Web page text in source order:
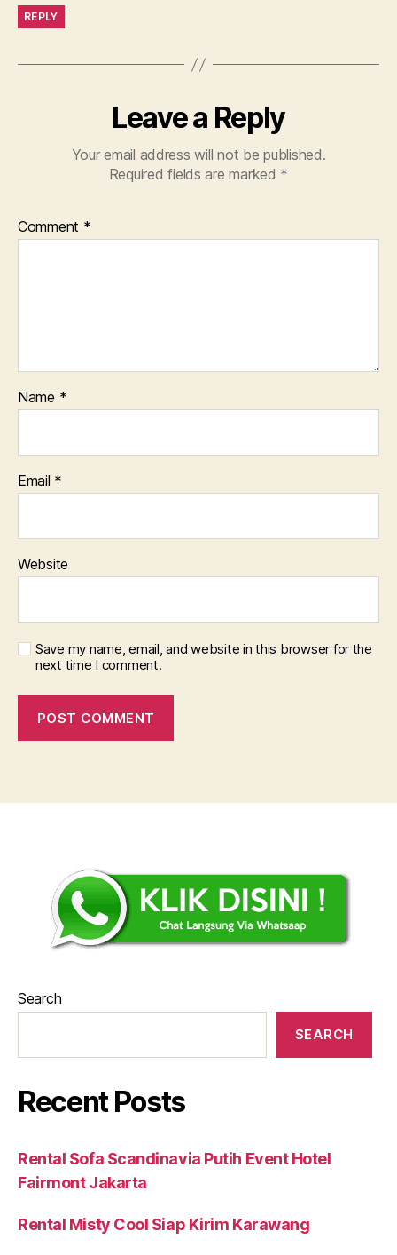
REPLY
Leave a Reply
Your email address will not be published.
Required fields are marked *
Comment *
Name *
Email *
Website
Save my name, email, and website in this browser for the
next time I comment.
Search
SEARCH
Recent Posts
Rental Sofa Scandinavia Putih Event Hotel
Fairmont Jakarta
Rental Misty Cool Siap Kirim Karawang